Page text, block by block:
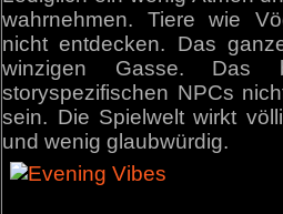
wahrnehmen. Tiere wie
nicht entdecken. Das
winzigen Gasse.
storyspezifischen NPCs
sein. Die Spielwelt wirkt
und wenig glaubwürdig.